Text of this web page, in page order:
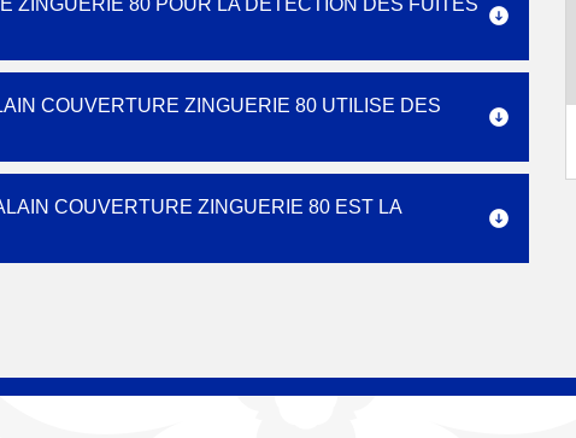
ZINGUERIE 80 POUR LA DÉTECTION DES FUITES
COUVERTURE ZINGUERIE 80 UTILISE DES
COUVERTURE ZINGUERIE 80 EST LA